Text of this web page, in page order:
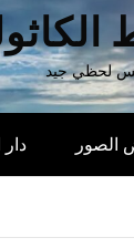
لحظي جيد
الصور